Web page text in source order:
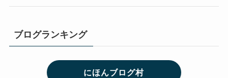
ブログランキング
にほんブログ村